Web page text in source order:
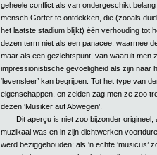
geheele conflict als van ondergeschikt
mensch Gorter te ontdekken, die (zooals
het laatste stadium blijkt) één verhouding tot
dezen term niet als een panacee, waarmee
maar als een gezichtspunt, van waaruit men
impressionistische gevoeligheid als zijn naar
‘levensleer’ kan begrijpen. Tot het type van
eigenschappen, en zelden zag men ze zoo
dezen ‘Musiker auf Abwegen’.
Dit aperçu is niet zoo bijzonder
muzikaal was en in zijn dichtwerken
werd beziggehouden; als 'n echte ‘musicus’